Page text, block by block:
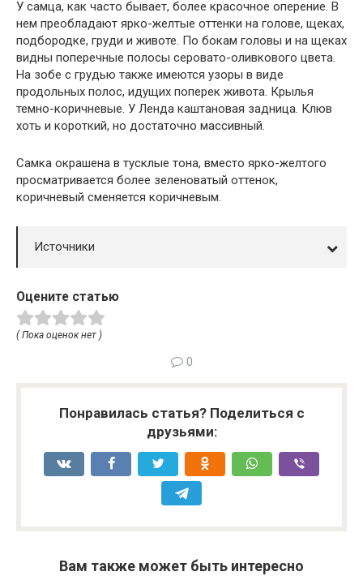
У самца, как часто бывает, более красочное оперение. В
нем преобладают ярко-желтые оттенки на голове, щеках,
подбородке, груди и животе. По бокам головы и на щеках
видны поперечные полосы серовато-оливкового цвета.
На зобе с грудью также имеются узоры в виде
продольных полос, идущих поперек живота. Крылья
темно-коричневые. У Ленда каштановая задница. Клюв
хоть и короткий, но достаточно массивный.
Самка окрашена в тусклые тона, вместо ярко-желтого
просматривается более зеленоватый оттенок,
коричневый сменяется коричневым.
Источники
Оцените статью
( Пока оценок нет )
0
Понравилась статья? Поделиться с
друзьями:
Вам также может быть интересно